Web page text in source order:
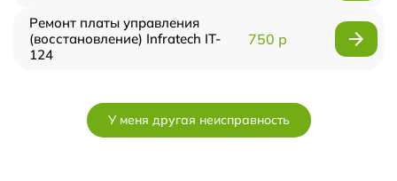
Ремонт платы управления
(восстановление) Infratech IT-
124
750 р
У меня другая неисправность